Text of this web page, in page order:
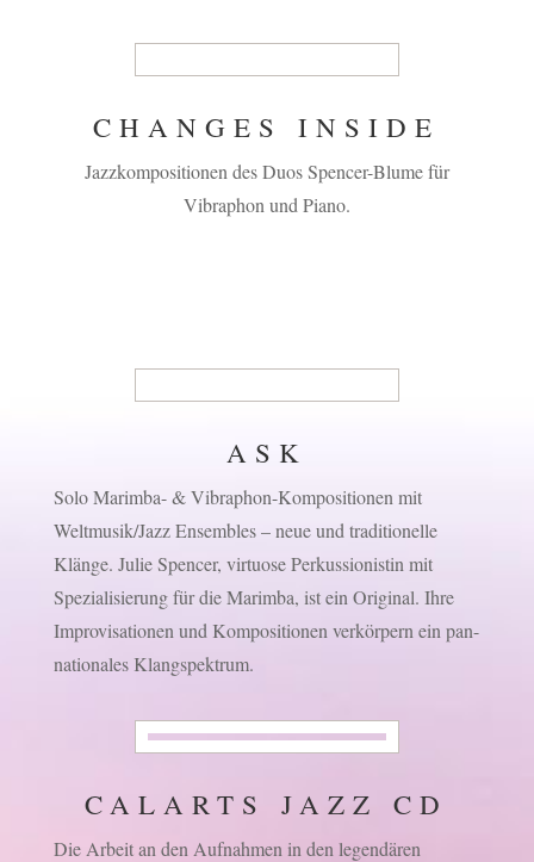
CHANGES INSIDE
Jazzkompositionen des Duos Spencer-Blume für
Vibraphon und Piano.
ASK
Solo Marimba- & Vibraphon-Kompositionen mit
Weltmusik/Jazz Ensembles – neue und traditionelle
Klänge. Julie Spencer, virtuose Perkussionistin mit
Spezialisierung für die Marimba, ist ein Original. Ihre
Improvisationen und Kompositionen verkörpern ein pan-
nationales Klangspektrum.
CALARTS JAZZ CD
Die Arbeit an den Aufnahmen in den legendären